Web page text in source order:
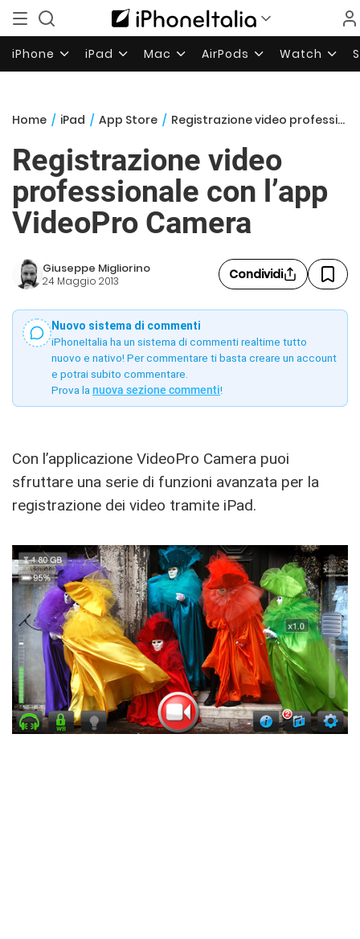
iPhone iPad Mac AirPods Watch
Home / iPad / App Store / Registrazione video professionale con l’app VideoPro Camera
Registrazione video
professionale con l’app
VideoPro Camera
Giuseppe Migliorino
24 Maggio 2013 Condividi
Nuovo sistema di commenti
iPhoneItalia ha un sistema di commenti realtime tutto
nuovo e nativo! Per commentare ti basta creare un account
e potrai subito commentare.
Prova la nuova sezione commenti!
Con l’applicazione VideoPro Camera puoi
sfruttare una serie di funzioni avanzata per la
registrazione dei video tramite iPad.